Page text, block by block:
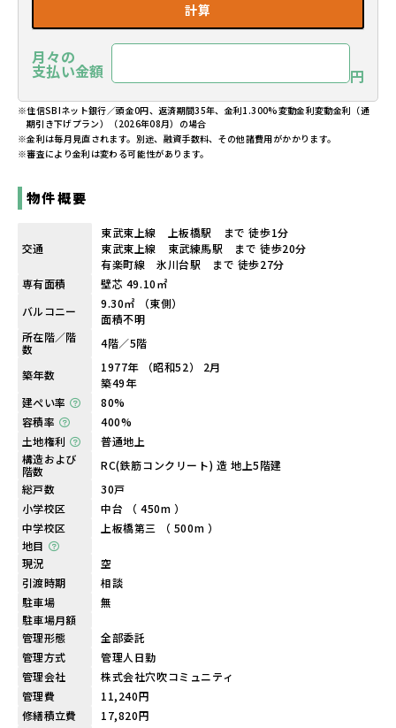
計算
月々の
支払い金額 円
※住信SBIネット銀行／頭金0円、返済期間35年、金利1.300%変動金利変動金利（通
期引き下げプラン）（2026年08月）の場合
※金利は毎月見直されます。別途、融資手数料、その他諸費用がかかります。
※審査により金利は変わる可能性があります。
物件概要
交通
東武東上線 上板橋駅 まで 徒歩1分
東武東上線 東武練馬駅 まで 徒歩20分
有楽町線 氷川台駅 まで 徒歩27分
専有面積
壁芯 49.10㎡
バルコニー
9.30㎡ （東側）
面積不明
所在階／階
数
4階／5階
築年数
1977年 （昭和52） 2月
築49年
建ぺい率
80%
容積率
400%
土地権利
普通地上
構造および
階数
RC(鉄筋コンクリート) 造 地上5階建
総戸数
30戸
小学校区
中台 （ 450m ）
中学校区
上板橋第三 （ 500m ）
地目
現況
空
引渡時期
相談
駐車場
無
駐車場月額
管理形態
全部委託
管理方式
管理人日勤
管理会社
株式会社穴吹コミュニティ
管理費
11,240円
修繕積立費
17,820円